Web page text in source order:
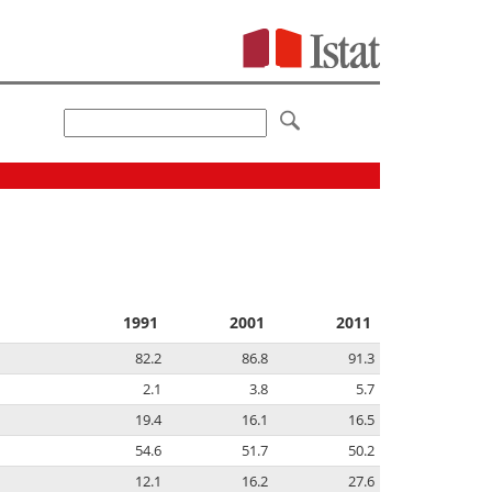
1991 2001 2011
82.2 86.8
91.3
2.1
3.8
5.7
19.4
16.1
16.5
54.6
51.7
50.2
12.1
16.2 27.6